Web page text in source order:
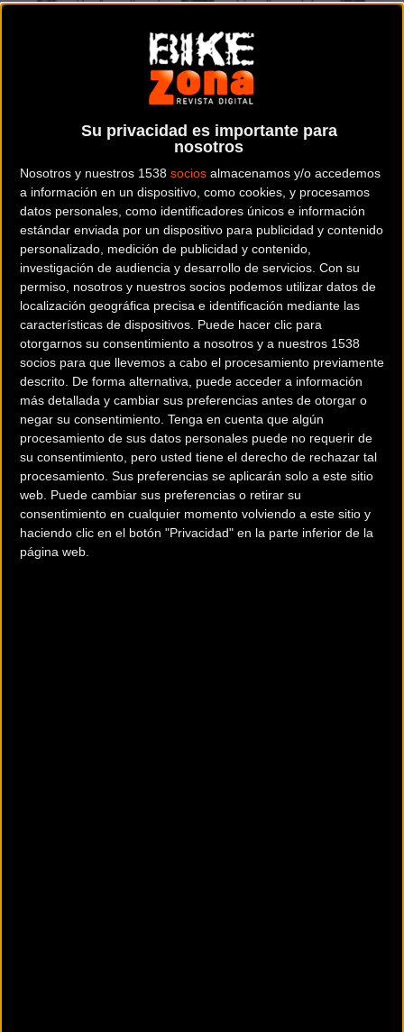
Su privacidad es importante para
nosotros
Nosotros y nuestros 1538 socios almacenamos y/o accedemos
a información en un dispositivo, como cookies, y procesamos
datos personales, como identificadores únicos e información
estándar enviada por un dispositivo para publicidad y contenido
personalizado, medición de publicidad y contenido,
investigación de audiencia y desarrollo de servicios. Con su
permiso, nosotros y nuestros socios podemos utilizar datos de
localización geográfica precisa e identificación mediante las
características de dispositivos. Puede hacer clic para
otorgarnos su consentimiento a nosotros y a nuestros 1538
socios para que llevemos a cabo el procesamiento previamente
descrito. De forma alternativa, puede acceder a información
más detallada y cambiar sus preferencias antes de otorgar o
negar su consentimiento. Tenga en cuenta que algún
procesamiento de sus datos personales puede no requerir de
su consentimiento, pero usted tiene el derecho de rechazar tal
procesamiento. Sus preferencias se aplicarán solo a este sitio
web. Puede cambiar sus preferencias o retirar su
consentimiento en cualquier momento volviendo a este sitio y
haciendo clic en el botón "Privacidad" en la parte inferior de la
página web.
Ultraligera
Siendo la más ligera de su categoría es incluso capaz de
rendir en una bicicleta eléctrica.
Mayor robustez
La llanta decarbono UD²y perfil bajo para una máxima
resistencia, hacen de la Crosstrail SL Carbon una rueda de